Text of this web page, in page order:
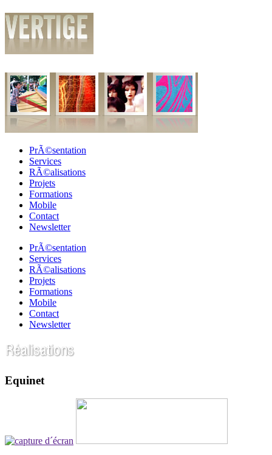
PrÃ©sentation
Services
RÃ©alisations
Projets
Formations
Mobile
Contact
Newsletter
PrÃ©sentation
Services
RÃ©alisations
Projets
Formations
Mobile
Contact
Newsletter
Equinet